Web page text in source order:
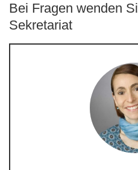
Bei Fragen wenden
Sekretariat